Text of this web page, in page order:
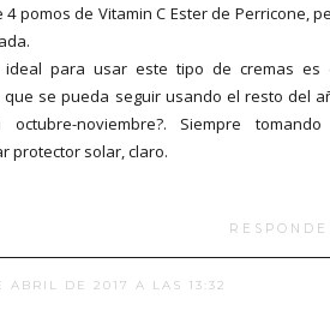
pomos de Vitamin C Ester de Perricone,
ideal para usar este tipo de cremas es
se pueda seguir usando el resto del
noviembre?. Siempre
protector solar, claro.
ABRIL DE 2017 A LAS 13:32